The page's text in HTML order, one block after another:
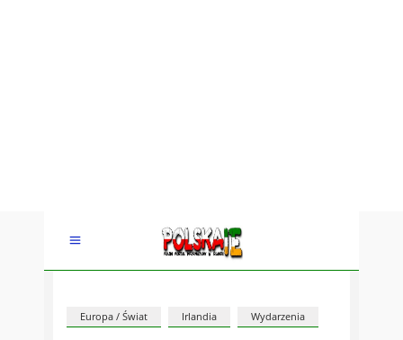
Europa / Świat Irlandia Wydarzenia